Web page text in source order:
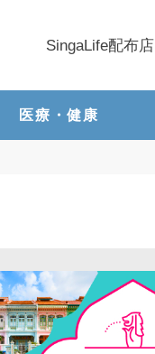
医療・健康
SingaLife配布店